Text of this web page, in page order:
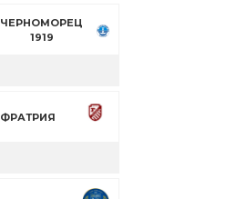
ЧЕРНОМОРЕЦ
1919
ФРАТРИЯ